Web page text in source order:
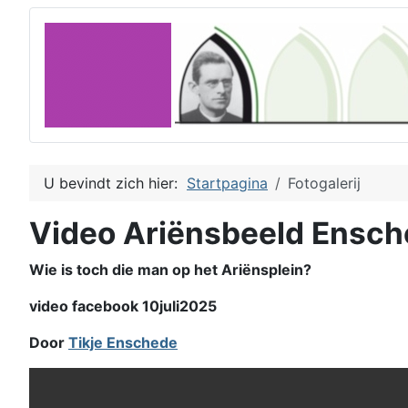
U bevindt zich hier: Startpagina Fotogalerij
Video Ariënsbeeld
Wie is toch die man op het Ariënsplein?
video facebook 10juli2025
Door Tikje Enschede